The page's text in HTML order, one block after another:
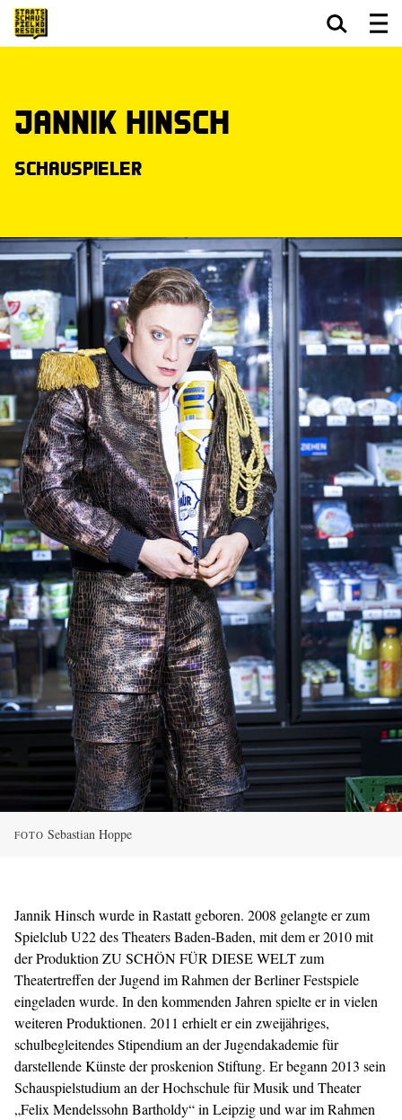
Jannik Hinsch
Schauspieler
FOTO Sebastian Hoppe
Jannik Hinsch wurde in Rastatt geboren. 2008 gelangte er zum
Spielclub U22 des Theaters Baden-Baden, mit dem er 2010 mit
der Produktion ZU SCHÖN FÜR DIESE WELT zum
Theatertreffen der Jugend im Rahmen der Berliner Festspiele
eingeladen wurde. In den kommenden Jahren spielte er in vielen
weiteren Produktionen. 2011 erhielt er ein zweijähriges,
schulbegleitendes Stipendium an der Jugendakademie für
darstellende Künste der proskenion Stiftung. Er begann 2013 sein
Schauspielstudium an der Hochschule für Musik und Theater
„Felix Mendelssohn Bartholdy“ in Leipzig und war im Rahmen